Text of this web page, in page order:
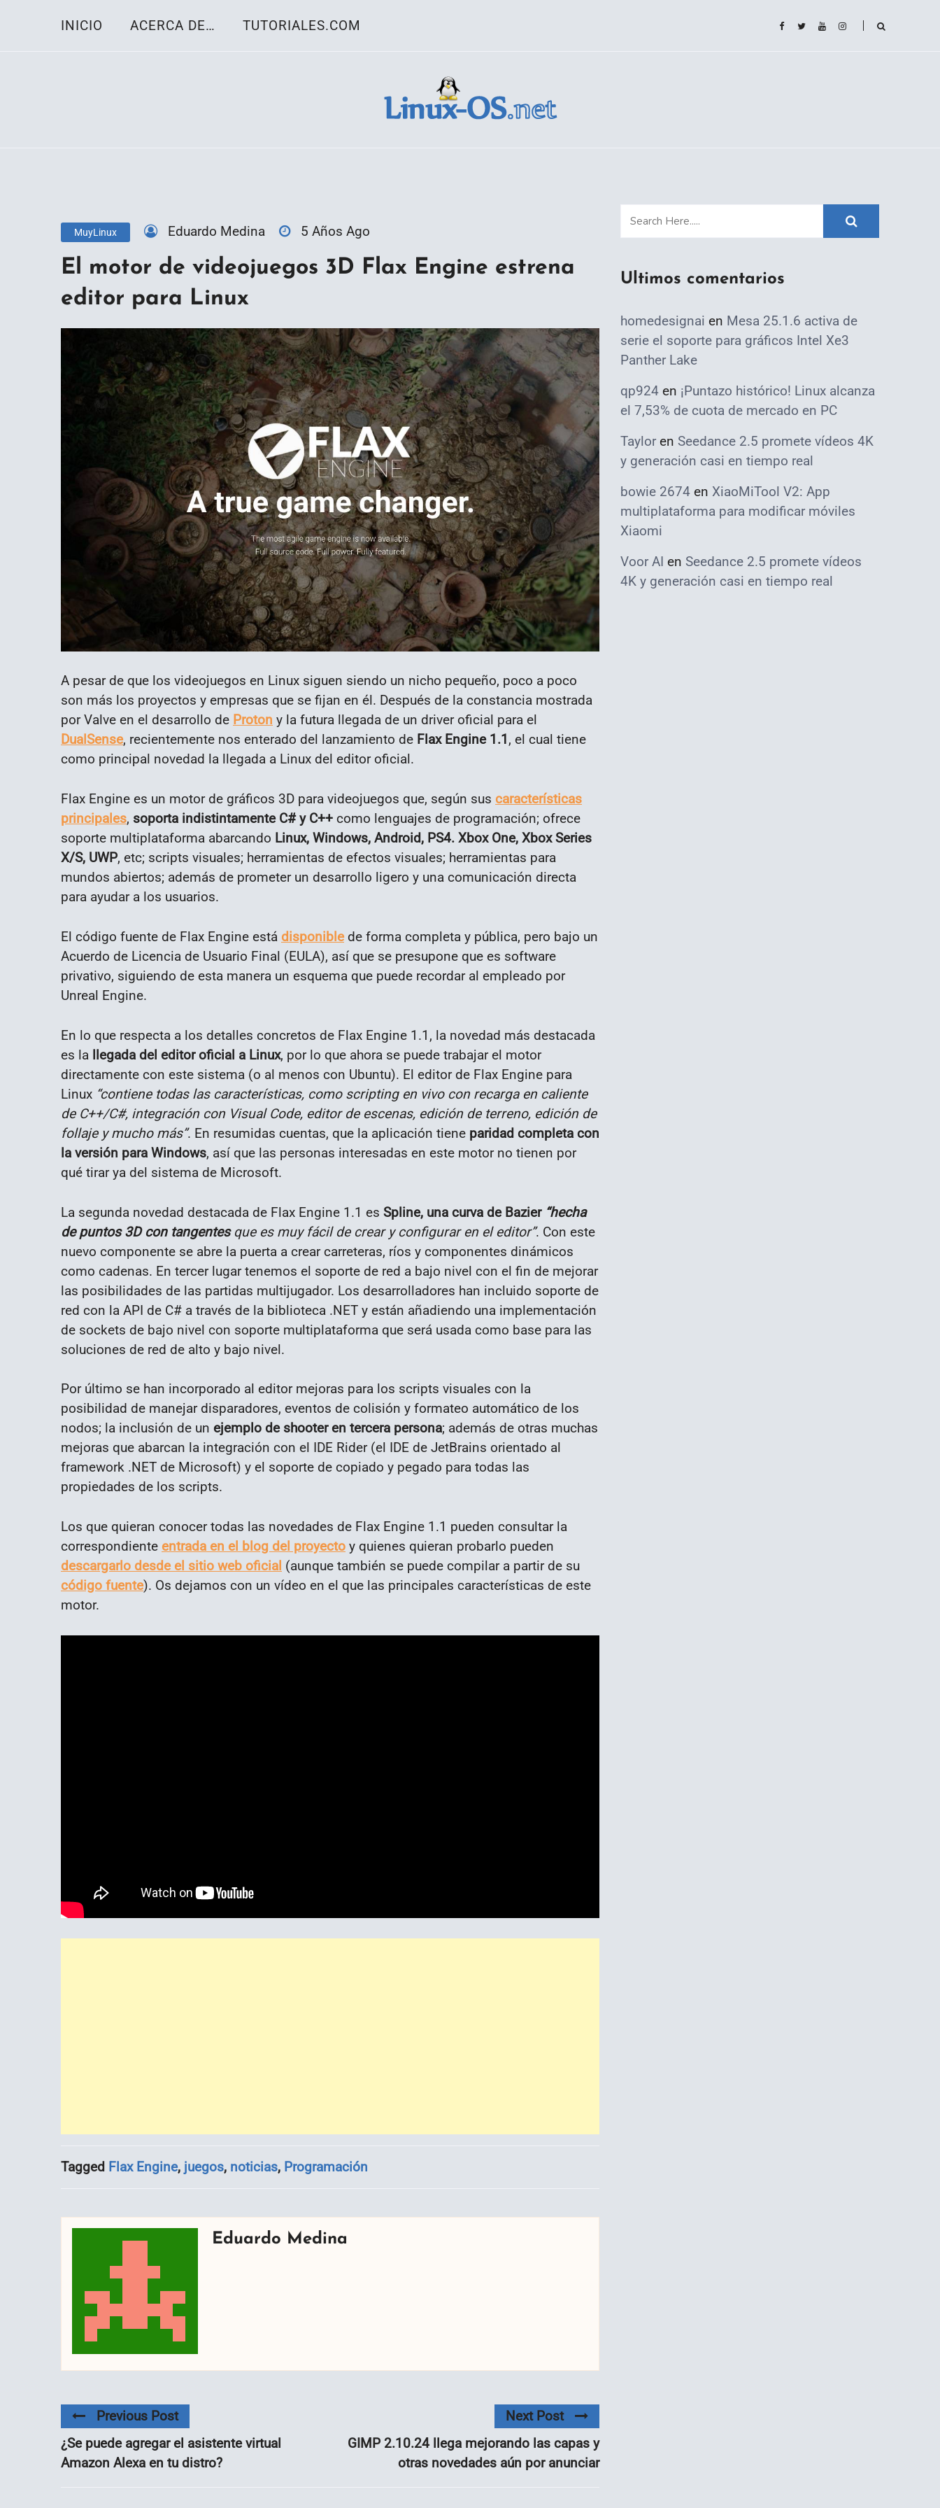
INICIO ACERCA DE… TUTORIALES.COM
MuyLinux Eduardo Medina 5 Años Ago
El motor de videojuegos 3D Flax Engine estrena
editor para Linux
A pesar de que los videojuegos en Linux siguen siendo un nicho pequeño, poco a poco
son más los proyectos y empresas que se fijan en él. Después de la constancia mostrada
por Valve en el desarrollo de Proton y la futura llegada de un driver oficial para el
DualSense, recientemente nos enterado del lanzamiento de Flax Engine 1.1, el cual tiene
como principal novedad la llegada a Linux del editor oficial.
Flax Engine es un motor de gráficos 3D para videojuegos que, según sus características
principales, soporta indistintamente C# y C++ como lenguajes de programación; ofrece
soporte multiplataforma abarcando Linux, Windows, Android, PS4. Xbox One, Xbox Series
X/S, UWP, etc; scripts visuales; herramientas de efectos visuales; herramientas para
mundos abiertos; además de prometer un desarrollo ligero y una comunicación directa
para ayudar a los usuarios.
El código fuente de Flax Engine está disponiblede forma completa y pública, pero bajo un
Acuerdo de Licencia de Usuario Final (EULA), así que se presupone que es software
privativo, siguiendo de esta manera un esquema que puede recordar al empleado por
Unreal Engine.
En lo que respecta a los detalles concretos de Flax Engine 1.1, la novedad más destacada
es la llegada del editor oficial a Linux, por lo que ahora se puede trabajar el motor
directamente con este sistema (o al menos con Ubuntu). El editor de Flax Engine para
Linux “contiene todas las características, como scripting en vivo con recarga en caliente
de C++/C#, integración con Visual Code, editor de escenas, edición de terreno, edición de
follaje y mucho más”. En resumidas cuentas, que la aplicación tiene paridad completa con
la versión para Windows, así que las personas interesadas en este motor no tienen por
qué tirar ya del sistema de Microsoft.
La segunda novedad destacada de Flax Engine 1.1 es Spline, una curva de Bazier “hecha
de puntos 3D con tangentesque es muy fácil de crear y configurar en el editor”. Con este
nuevo componente se abre la puerta a crear carreteras, ríos y componentes dinámicos
como cadenas. En tercer lugar tenemos el soporte de red a bajo nivel con el fin de mejorar
las posibilidades de las partidas multijugador. Los desarrolladores han incluido soporte de
red con la API de C# a través de la biblioteca .NET y están añadiendo una implementación
de sockets de bajo nivel con soporte multiplataforma que será usada como base para las
soluciones de red de alto y bajo nivel.
Por último se han incorporado al editor mejoras para los scripts visuales con la
posibilidad de manejar disparadores, eventos de colisión y formateo automático de los
nodos; la inclusión de un ejemplo de shooter en tercera persona; además de otras muchas
mejoras que abarcan la integración con el IDE Rider (el IDE de JetBrains orientado al
framework .NET de Microsoft) y el soporte de copiado y pegado para todas las
propiedades de los scripts.
Los que quieran conocer todas las novedades de Flax Engine 1.1 pueden consultar la
correspondiente entrada en el blog del proyecto y quienes quieran probarlo pueden
descargarlo desde el sitio web oficial (aunque también se puede compilar a partir de su
código fuente). Os dejamos con un vídeo en el que las principales características de este
motor.
Tagged Flax Engine, juegos, noticias, Programación
Eduardo Medina
Previous Post
¿Se puede agregar el asistente virtual
Amazon Alexa en tu distro?
Next Post
GIMP 2.10.24 llega mejorando las capas y
otras novedades aún por anunciar
Ultimos comentarios
homedesignai en Mesa 25.1.6 activa de
serie el soporte para gráficos Intel Xe3
Panther Lake
qp924 en ¡Puntazo histórico! Linux alcanza
el 7,53% de cuota de mercado en PC
Taylor en Seedance 2.5 promete vídeos 4K
y generación casi en tiempo real
bowie 2674 en XiaoMiTool V2: App
multiplataforma para modificar móviles
Xiaomi
Voor AI en Seedance 2.5 promete vídeos
4K y generación casi en tiempo real